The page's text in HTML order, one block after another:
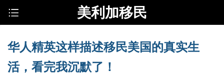
美利加移民
华人精英这样描述移民美国的真实生
活，看完我沉默了！